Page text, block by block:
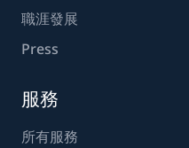
職涯發展
Press
服務
所有服務